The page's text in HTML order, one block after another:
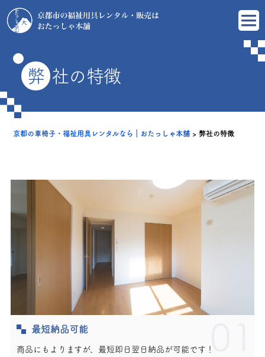
弊 社の特徴
京都の車椅子・福祉用具レンタルなら｜おたっしゃ本舗 > 弊社の特徴
01
最短納品可能
商品にもよりますが、最短即日翌日納品が可能です！